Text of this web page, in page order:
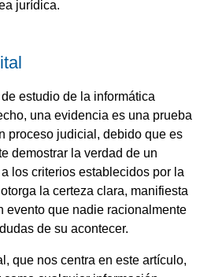
jurídica.
estudio de la informática
una evidencia es una prueba
proceso judicial, debido que es
demostrar la verdad de un
los criterios establecidos por la
la certeza clara, manifiesta
evento que nadie racionalmente
de su acontecer.
que nos centra en este artículo,